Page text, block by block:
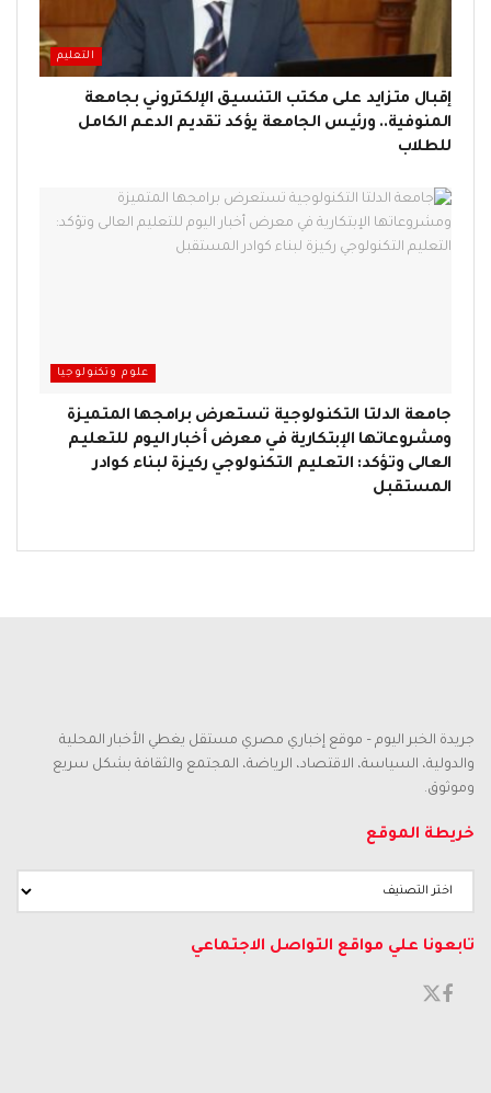
التعليم
إقبال متزايد على مكتب التنسيق الإلكتروني بجامعة
المنوفية.. ورئيس الجامعة يؤكد تقديم الدعم الكامل
للطلاب
علوم وتكنولوجيا
جامعة الدلتا التكنولوجية تستعرض برامجها المتميزة
ومشروعاتها الإبتكارية في معرض أخبار اليوم للتعليم
العالى وتؤكد: التعليم التكنولوجي ركيزة لبناء كوادر
المستقبل
جريدة الخبر اليوم – موقع إخباري مصري مستقل يغطي الأخبار المحلية
والدولية، السياسة، الاقتصاد، الرياضة، المجتمع والثقافة بشكل سريع
وموثوق.
خريطة الموقع
تابعونا علي مواقع التواصل الاجتماعي